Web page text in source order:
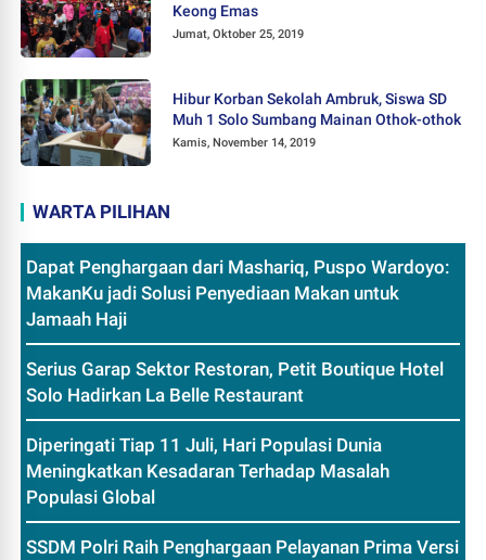
Keong Emas
Jumat, Oktober 25, 2019
Hibur Korban Sekolah Ambruk, Siswa SD
Muh 1 Solo Sumbang Mainan Othok-othok
Kamis, November 14, 2019
WARTA PILIHAN
Dapat Penghargaan dari Mashariq, Puspo Wardoyo:
MakanKu jadi Solusi Penyediaan Makan untuk
Jamaah Haji
Serius Garap Sektor Restoran, Petit Boutique Hotel
Solo Hadirkan La Belle Restaurant
Diperingati Tiap 11 Juli, Hari Populasi Dunia
Meningkatkan Kesadaran Terhadap Masalah
Populasi Global
SSDM Polri Raih Penghargaan Pelayanan Prima Versi